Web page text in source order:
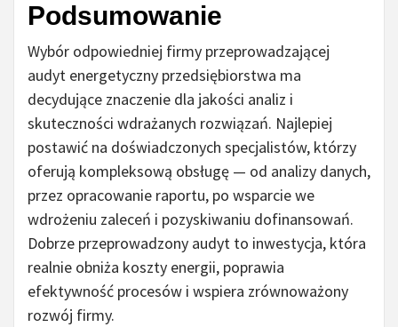
Podsumowanie
Wybór odpowiedniej firmy przeprowadzającej
audyt energetyczny przedsiębiorstwa ma
decydujące znaczenie dla jakości analiz i
skuteczności wdrażanych rozwiązań. Najlepiej
postawić na doświadczonych specjalistów, którzy
oferują kompleksową obsługę — od analizy danych,
przez opracowanie raportu, po wsparcie we
wdrożeniu zaleceń i pozyskiwaniu dofinansowań.
Dobrze przeprowadzony audyt to inwestycja, która
realnie obniża koszty energii, poprawia
efektywność procesów i wspiera zrównoważony
rozwój firmy.